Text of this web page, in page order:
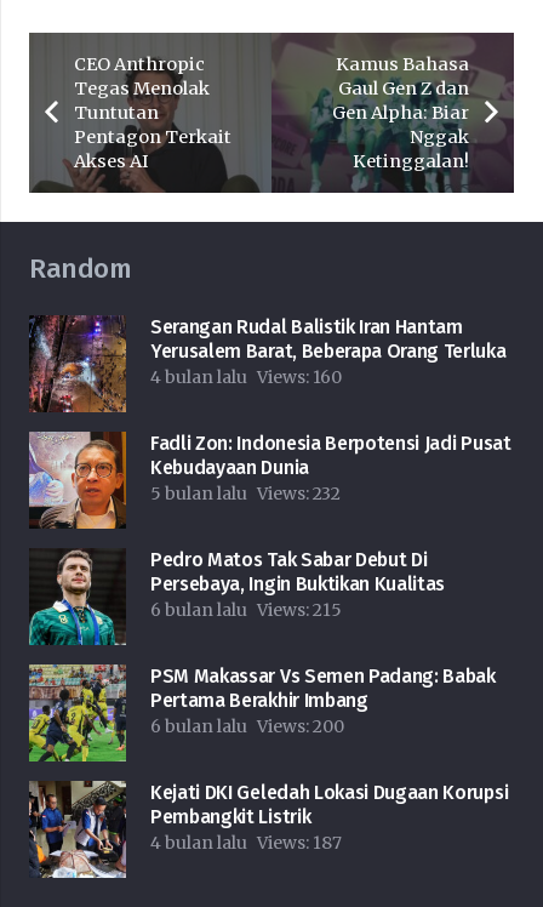
CEO Anthropic
Tegas Menolak
Tuntutan
Pentagon Terkait
Akses AI
Kamus Bahasa
Gaul Gen Z dan
Gen Alpha: Biar
Nggak
Ketinggalan!
Random
Serangan Rudal Balistik Iran Hantam
Yerusalem Barat, Beberapa Orang Terluka
4 bulan lalu Views: 160
Fadli Zon: Indonesia Berpotensi Jadi Pusat
Kebudayaan Dunia
5 bulan lalu Views:232
Pedro Matos Tak Sabar Debut Di
Persebaya, Ingin Buktikan Kualitas
6 bulan lalu Views:215
PSM Makassar Vs Semen Padang: Babak
Pertama Berakhir Imbang
6 bulan lalu Views:200
Kejati DKI Geledah Lokasi Dugaan Korupsi
Pembangkit Listrik
4 bulan lalu Views: 187